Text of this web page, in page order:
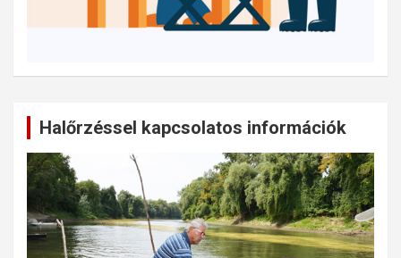
Halőrzéssel kapcsolatos információk